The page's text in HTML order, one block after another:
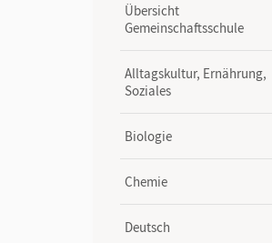
Übersicht
Gemeinschaftsschule
Alltagskultur, Ernährung,
Soziales
Biologie
Chemie
Deutsch